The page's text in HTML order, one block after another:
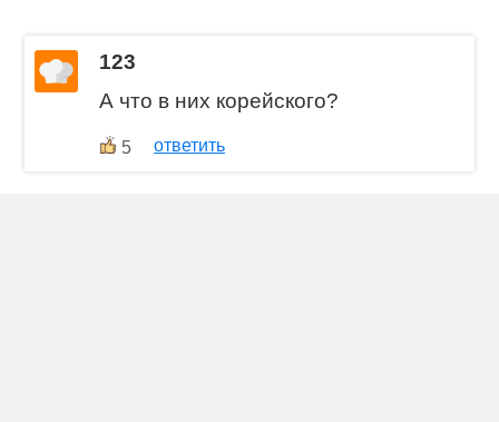
123
А что в них корейского?
5 ответить